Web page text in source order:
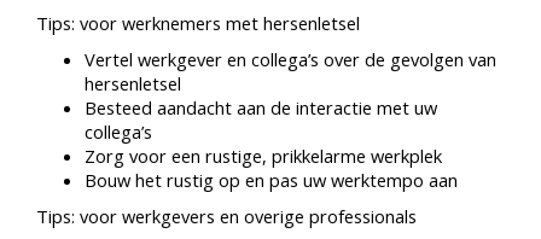
Tips: voor werknemers met hersenletsel
Vertel werkgever en collega’s over de gevolgen van
hersenletsel
Besteed aandacht aan de interactie met uw
collega’s
Zorg voor een rustige, prikkelarme werkplek
Bouw het rustig op en pas uw werktempo aan
Tips: voor werkgevers en overige professionals